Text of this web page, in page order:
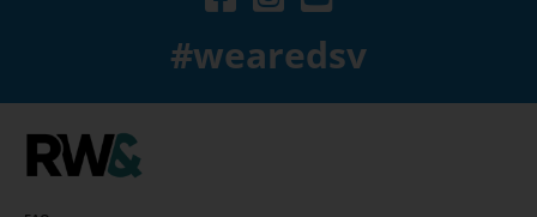
#wearedsv